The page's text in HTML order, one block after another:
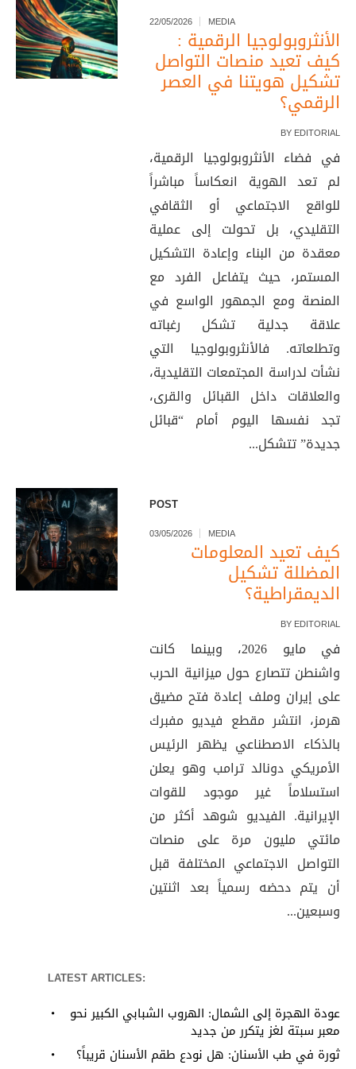
22/05/2026 MEDIA
الأنثروبولوجيا الرقمية :
كيف تعيد منصات التواصل
تشكيل هويتنا في العصر
الرقمي؟
BY EDITORIAL
في فضاء الأنثروبولوجيا الرقمية،
لم تعد الهوية انعكاساً مباشراً
للواقع الاجتماعي أو الثقافي
التقليدي، بل تحولت إلى عملية
معقدة من البناء وإعادة التشكيل
المستمر، حيث يتفاعل الفرد مع
المنصة ومع الجمهور الواسع في
علاقة جدلية تشكل رغباته
وتطلعاته. فالأنثروبولوجيا التي
نشأت لدراسة المجتمعات التقليدية،
والعلاقات داخل القبائل والقرى،
تجد نفسها اليوم أمام “قبائل
جديدة” تتشكل...
POST
03/05/2026 MEDIA
كيف تعيد المعلومات
المضللة تشكيل
الديمقراطية؟
BY EDITORIAL
في مايو 2026، وبينما كانت
واشنطن تتصارع حول ميزانية الحرب
على إيران وملف إعادة فتح مضيق
هرمز، انتشر مقطع فيديو مفبرك
بالذكاء الاصطناعي يظهر الرئيس
الأمريكي دونالد ترامب وهو يعلن
استسلاماً غير موجود للقوات
الإيرانية. الفيديو شوهد أكثر من
مائتي مليون مرة على منصات
التواصل الاجتماعي المختلفة قبل
أن يتم دحضه رسمياً بعد اثنتين
وسبعين...
LATEST ARTICLES:
عودة الهجرة إلى الشمال: الهروب الشبابي الكبير نحو
معبر سبتة لغز يتكرر من جديد
ثورة في طب الأسنان: هل نودع طقم الأسنان قريباً؟